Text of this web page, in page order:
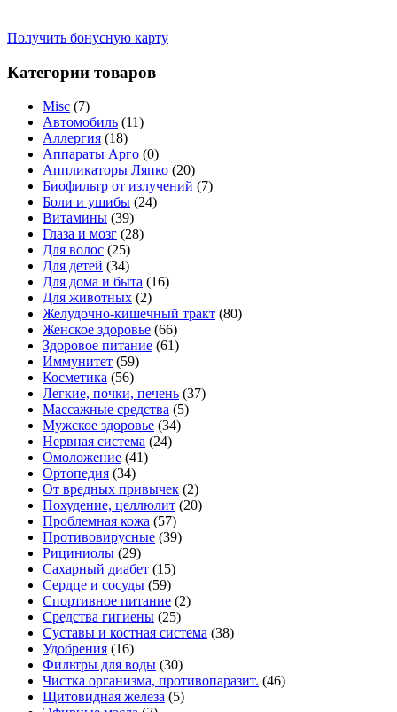
Получить бонусную карту
Категории товаров
Misc (7)
Автомобиль (11)
Аллергия (18)
Аппараты Арго (0)
Аппликаторы Ляпко (20)
Биофильтр от излучений (7)
Боли и ушибы (24)
Витамины (39)
Глаза и мозг (28)
Для волос (25)
Для детей (34)
Для дома и быта (16)
Для животных (2)
Желудочно-кишечный тракт (80)
Женское здоровье (66)
Здоровое питание (61)
Иммунитет (59)
Косметика (56)
Легкие, почки, печень (37)
Массажные средства (5)
Мужское здоровье (34)
Нервная система (24)
Омоложение (41)
Ортопедия (34)
От вредных привычек (2)
Похудение, целлюлит (20)
Проблемная кожа (57)
Противовирусные (39)
Рициниолы (29)
Сахарный диабет (15)
Сердце и сосуды (59)
Спортивное питание (2)
Средства гигиены (25)
Суставы и костная система (38)
Удобрения (16)
Фильтры для воды (30)
Чистка организма, противопаразит. (46)
Щитовидная железа (5)